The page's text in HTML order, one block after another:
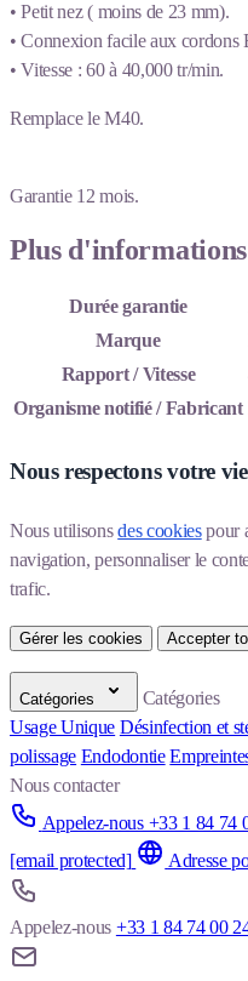
• Petit nez ( moins de 23 mm).
• Connexion facile aux
• Vitesse : 60 à 40,000 tr/min.
Remplace le M40.
Garantie 12 mois.
Plus d'informations
Durée garantie
Marque
Rapport / Vitesse
Organisme notifié / Fabricant
Nous respectons votre
Nous utilisons des cookies pour
navigation, personnaliser le
trafic.
Gérer les cookies Accepter
Catégories
Catégories
Usage Unique Désinfection et
polissage Endodontie
Nous contacter
Appelez-nous +33 1 84 74
[email protected]
Adresse
Appelez-nous +33 1 84 74 00